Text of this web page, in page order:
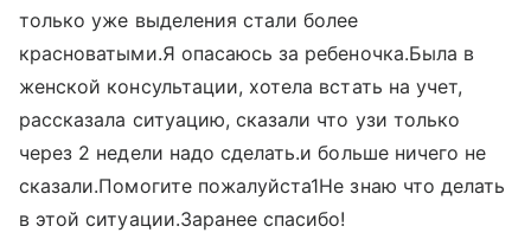
только уже выделения стали более
красноватыми.Я опасаюсь за ребеночка.Была в
женской консультации, хотела встать на учет,
рассказала ситуацию, сказали что узи только
через 2 недели надо сделать.и больше ничего не
сказали.Помогите пожалуйста1Не знаю что делать
в этой ситуации.Заранее спасибо!